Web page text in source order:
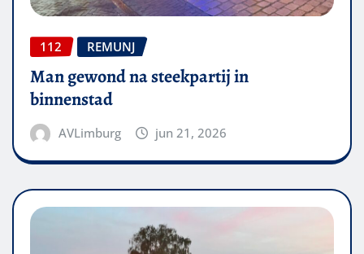
112 REMUNJ
Man gewond na steekpartij in
binnenstad
AVLimburg jun 21, 2026